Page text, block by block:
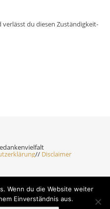
verlässt du diesen Zuständigkeit-
// Disclaimer
Flush - 2026 ©
Wenn du die Website weiter
Einverständnis aus.